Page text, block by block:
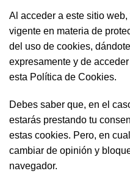
Al acceder a este sitio
vigente en materia de
del uso de cookies,
expresamente y de
esta Política de Cookies.
Debes saber que, en el
estarás prestando tu
estas cookies. Pero, en
cambiar de opinión y
navegador.